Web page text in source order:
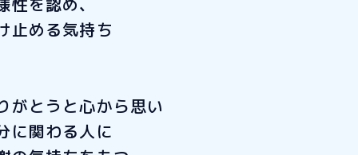
止める気持ち
がとうと心から思い
に関わる人に